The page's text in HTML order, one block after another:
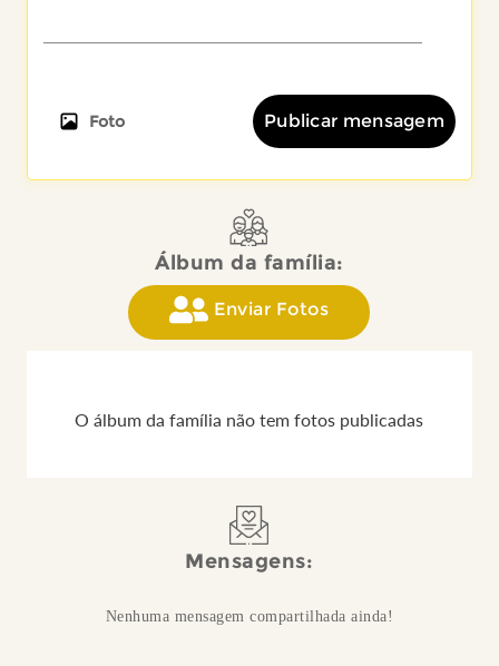
Foto Publicar mensagem
Álbum da família:
Enviar Fotos
O álbum da família não tem fotos publicadas
Mensagens:
Nenhuma mensagem compartilhada ainda!